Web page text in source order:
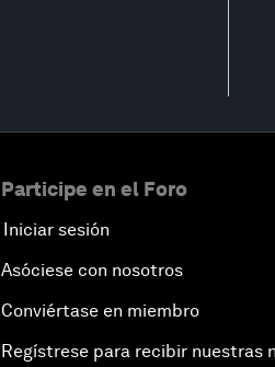
Participe en el Foro
Iniciar sesión
Asóciese con nosotros
Conviértase en miembro
Regístrese para recibir nuestras